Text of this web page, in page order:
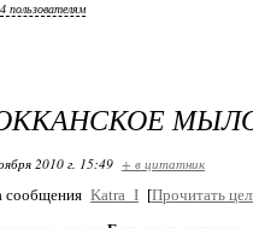
4 пользователям
2010 г. 15:49 + в цитатник
сообщения Katra_I [Прочитать